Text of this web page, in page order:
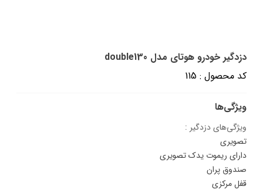
دزدگیر خودرو هوتای مدل double130
کد محصول : 115
ویژگی‌ها
ویژگی‌های دزدگیر :
تصویری
دارای ریموت یدک تصویری
صندوق پران
قفل مرکزی